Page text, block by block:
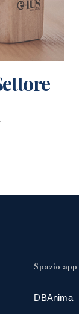
Spazio app
DBAnima